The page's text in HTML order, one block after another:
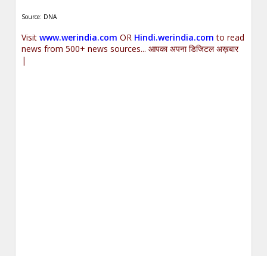
Source: DNA
Visitwww.werindia.com OR Hindi.werindia.com to read
news from 500+ news sources... आपका अपना डिजिटल अख़बार
|